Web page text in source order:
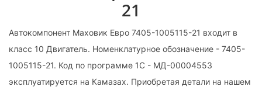
21
Автокомпонент Маховик Евро 7405-1005115-21 входит в
класс 10 Двигатель. Номенклатурное обозначение - 7405-
1005115-21. Код по программе 1С - МД-00004553
эксплуатируется на Камазах. Приобретая детали на нашем